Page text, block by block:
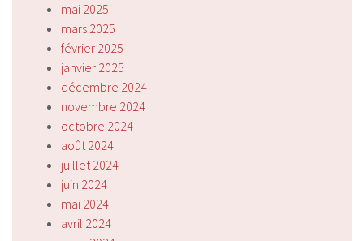
mai 2025
mars 2025
février 2025
janvier 2025
décembre 2024
novembre 2024
octobre 2024
août 2024
juillet 2024
juin 2024
mai 2024
avril 2024